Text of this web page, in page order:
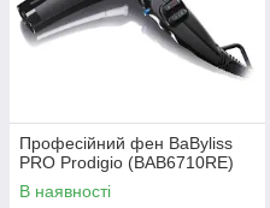
Професійний фен BaByliss
PRO Prodigio (BAB6710RE)
В наявності